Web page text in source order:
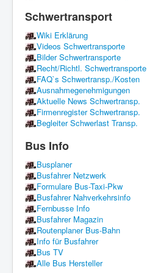
Schwertransport
Wiki Erklärung
Videos Schwertransporte
Bilder Schwertransporte
Recht/Richtl. Schwertransporte
FAQ`s Schwertransp./Kosten
Ausnahmegenehmigungen
Aktuelle News Schwertransp.
Firmenregister Schwertransp.
Begleiter Schwerlast Transp.
Bus Info
Busplaner
Busfahrer Netzwerk
Formulare Bus-Taxi-Pkw
Busfahrer Nahverkehrsinfo
Fernbusse Info
Busfahrer Magazin
Routenplaner Bus-Bahn
Info für Busfahrer
Bus TV
Alle Bus Hersteller